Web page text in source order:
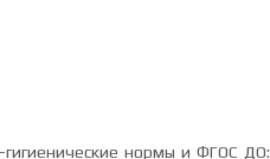
гигиенические нормы и ФГОС ДО: